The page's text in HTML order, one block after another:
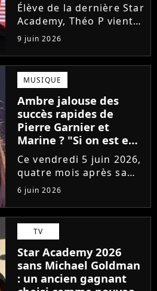
Élève de la dernière Star
Academy, Théo P vient
de sortir son premier
single Garçon solide. En
interview, l'ancien
candidat se livre à
coeur ouvert sur
l'avenir incertain dans
le milieu...
9 juin 2026
MUSIQUE
Ambre jalouse des
succès rapides de
Pierre Garnier et
Marine ? "Si on est en
compétition..."
Ce vendredi 5 juin 2026,
quatre mois après sa
victoire à la Star
Academy, Ambre a
dévoilé J'me demande,
son premier single. Une
chanson arrivée
tardivement vis-à-vis
des carrières...
6 juin 2026
TV
Star Academy 2026
sans Michael Goldman
: un ancien gagnant